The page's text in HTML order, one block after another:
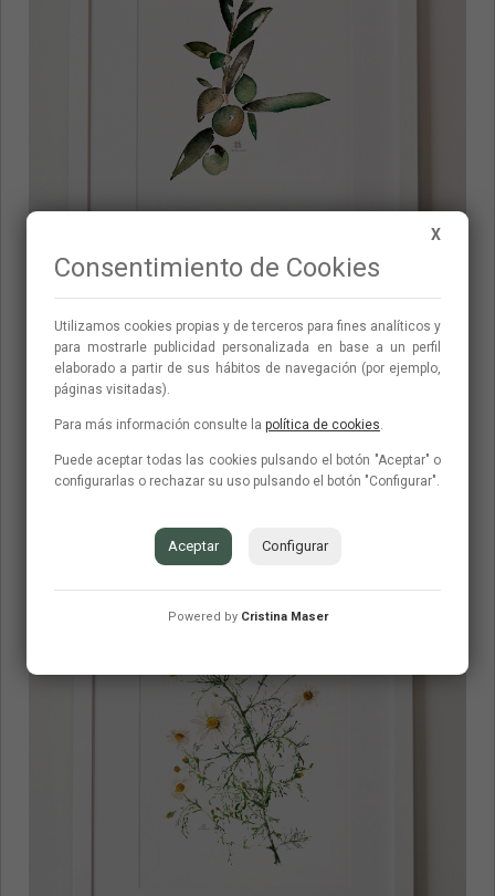
X
Consentimiento de Cookies
Utilizamos cookies propias y de terceros para fines analí­ticos y
para mostrarle publicidad personalizada en base a un perfil
elaborado a partir de sus hábitos de navegación (por ejemplo,
páginas visitadas).
Para más información consulte la política de cookies.
Puede aceptar todas las cookies pulsando el botón "Aceptar" o
configurarlas o rechazar su uso pulsando el botón "Configurar".
Aceptar Configurar
Powered by Cristina Maser